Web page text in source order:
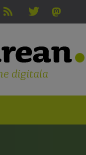
digitala